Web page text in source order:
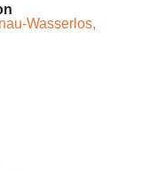
Wasserlos,